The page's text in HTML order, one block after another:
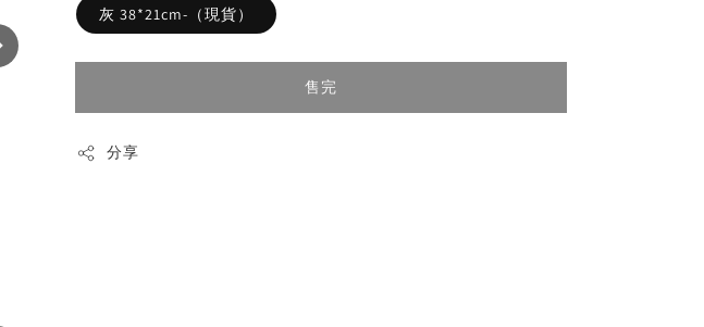
灰 38*21cm-（現貨）
售完
分享